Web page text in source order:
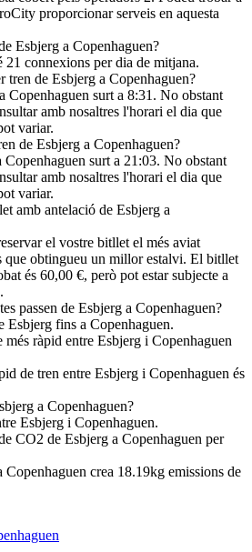
proporcionar serveis en aquesta
Esbjerg a Copenhaguen?
21 connexions per dia de mitjana.
tren de Esbjerg a Copenhaguen?
Copenhaguen surt a 8:31. No obstant
amb nosaltres l'horari el dia que
variar.
de Esbjerg a Copenhaguen?
surt a 21:03. No obstant
amb nosaltres l'horari el dia que
variar.
amb antelació de Esbjerg a
el vostre bitllet el més aviat
que obtingueu un millor estalvi. El bitllet
és 60,00 €, però pot estar subjecte a
passen de Esbjerg a Copenhaguen?
Esbjerg fins a Copenhaguen.
ràpid entre Esbjerg i Copenhaguen
de tren entre Esbjerg i Copenhaguen és
a Copenhaguen?
Esbjerg i Copenhaguen.
CO2 de Esbjerg a Copenhaguen per
crea 18.19kg emissions de